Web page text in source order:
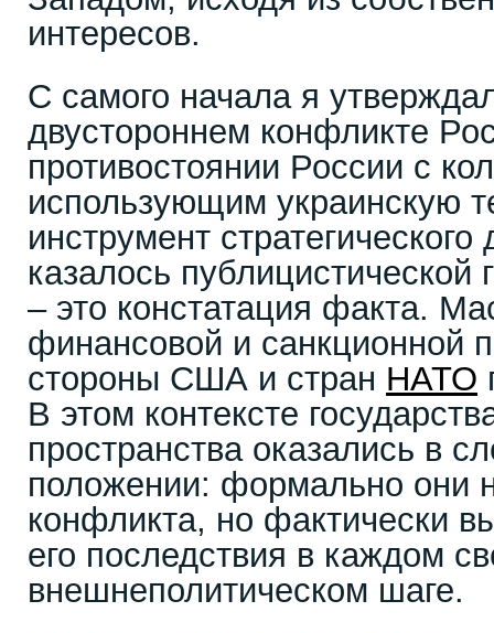
интересов.
С самого начала я
двустороннем конфликте
противостоянии России с
использующим украинскую
инструмент
казалось публицистической
– это констатация факта.
финансовой и санкционной
стороны США и стран НАТО
В этом контексте
пространства оказались в
положении: формально они
конфликта, но фактически
его последствия в каждом
внешнеполитическом шаге.